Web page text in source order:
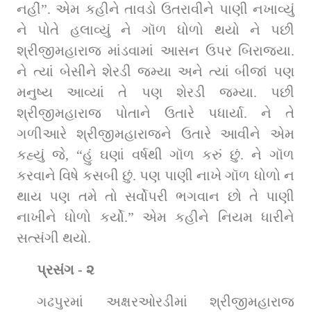
નહીં”. એમ કહીને તાવડો ઉતરાવીને પાણી નખાવ્યું
ને પોતે હલાવ્યું ને ગૉળ ધોળો થયો ને પછી
શ્રીજીમહારાજ માંડવામાં આસન ઉપર બિરાજ્યા.
ને ત્‍યાં બેસીને શેરડી જમ્યા અને ત્‍યાં બીજાં પણ
મનુષ્‍ય આવ્યાં તે પણ શેરડી જમ્‍યા. પછી
શ્રીજીમહારાજ પોતાને ઉતારે પધાર્યા. ને તે
ગળીઆરે શ્રીજીમહારાજને ઉતારે આવીને એમ
કહ્યું જે, “હું ઘણાં વર્ષથી ગૉળ કરું છું. ને ગૉળ
કરવાને વિષે કસબી છું. પણ પાણી નાખે ગૉળ ધોળો ન
થાય પણ તમે તો સર્વોપરી ભગવાન છો તે પાણી
નાખીને ધોળો કર્યો.” એમ કહીને નિયમ ધારીને
સત્‍સંગી થયો.
પ્રસંગ - ૨
ગઢપુરમાં અક્ષરઓરડીમાં શ્રીજીમહારાજ